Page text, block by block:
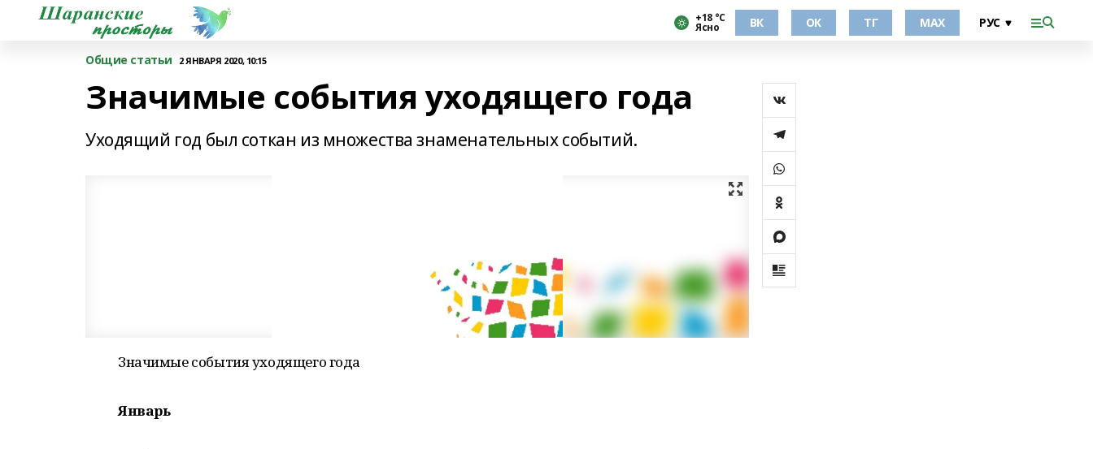
+18 °С
Ясно ВК ОК ТГ МАХ
Общие статьи 2 ЯНВАРЯ 2020, 10:15
Значимые события уходящего года
Уходящий год был соткан из множества знаменательных событий.
Значимые события уходящего года
Январь